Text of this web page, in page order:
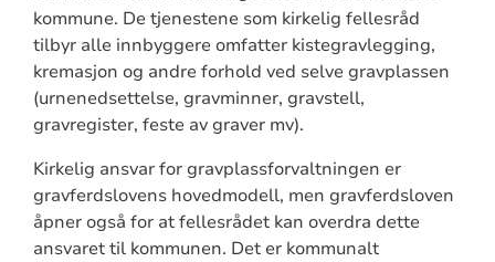
kommune. De tjenestene som kirkelig fellesråd
tilbyr alle innbyggere omfatter kistegravlegging,
kremasjon og andre forhold ved selve gravplassen
(urnenedsettelse, gravminner, gravstell,
gravregister, feste av graver mv).
Kirkelig ansvar for gravplassforvaltningen er
gravferdslovens hovedmodell, men gravferdsloven
åpner også for at fellesrådet kan overdra dette
ansvaret til kommunen. Det er kommunalt